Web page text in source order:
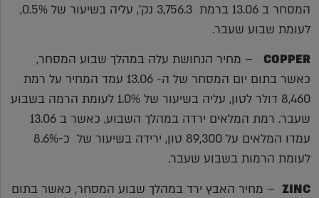
המסחר ב 13.06 ברמת 3,756.3 נק', עליה בשיעור של 0.5%,
לעומת שבוע שעבר.
COPPER – מחיר הנחושת עלה במהלך שבוע המסחר,
כאשר בתום יום המסחר של ה- 13.06 עמד המחיר על רמת
8,460 דולר לטון, עליה בשיעור של 1.0% לעומת הרמה בשבוע
שעבר. רמת המלאים ירדה במהלך השבוע, כאשר ב 13.06
עמדו המלאים על 89,300 טון, ירידה בשיעור של כ-8.6%
לעומת הרמות בשבוע שעבר.
ZINC – מחיר האבץ ירד במהלך שבוע המסחר, כאשר בתום